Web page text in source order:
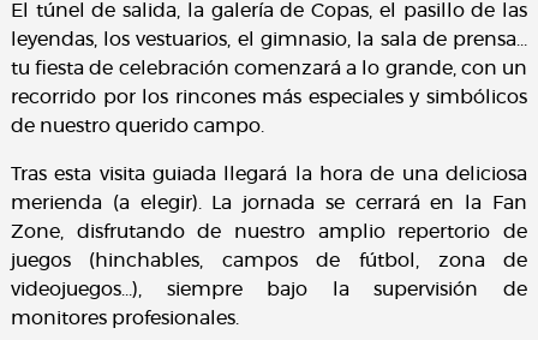
El túnel de salida, la galería de Copas, el pasillo de las
leyendas, los vestuarios, el gimnasio, la sala de prensa…
tu fiesta de celebración comenzará a lo grande, con un
recorrido por los rincones más especiales y simbólicos
de nuestro querido campo.
Tras esta visita guiada llegará la hora de una deliciosa
merienda (a elegir). La jornada se cerrará en la Fan
Zone, disfrutando de nuestro amplio repertorio de
juegos (hinchables, campos de fútbol, zona de
videojuegos…), siempre bajo la supervisión de
monitores profesionales.